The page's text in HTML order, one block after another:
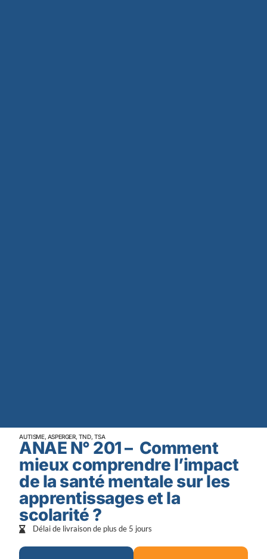
AUTISME, ASPERGER, TND, TSA
ANAE N° 201 – Comment
mieux comprendre l’impact
de la santé mentale sur les
apprentissages et la
scolarité ?
Délai de livraison de plus de 5 jours